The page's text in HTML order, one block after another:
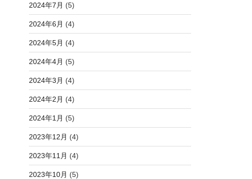
2024年7月 (5)
2024年6月 (4)
2024年5月 (4)
2024年4月 (5)
2024年3月 (4)
2024年2月 (4)
2024年1月 (5)
2023年12月 (4)
2023年11月 (4)
2023年10月 (5)